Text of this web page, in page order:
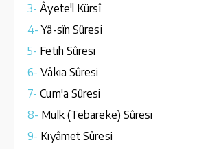
3- Âyete'l Kürsî
4- Yâ-sîn Sûresi
5- Fetih Sûresi
6- Vâkıa Sûresi
7- Cum'a Sûresi
8- Mülk (Tebareke) Sûresi
9- Kıyâmet Sûresi